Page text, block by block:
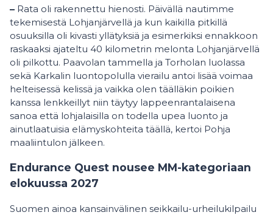
– Rata oli rakennettu hienosti. Päivällä nautimme
tekemisestä Lohjanjärvellä ja kun kaikilla pitkillä
osuuksilla oli kivasti yllätyksiä ja esimerkiksi ennakkoon
raskaaksi ajateltu 40 kilometrin melonta Lohjanjärvellä
oli pilkottu. Paavolan tammella ja Torholan luolassa
sekä Karkalin luontopolulla vierailu antoi lisää voimaa
helteisessä kelissä ja vaikka olen täälläkin poikien
kanssa lenkkeillyt niin täytyy lappeenrantalaisena
sanoa että lohjalaisilla on todella upea luonto ja
ainutlaatuisia elämyskohteita täällä, kertoi Pohja
maaliintulon jälkeen.
Endurance Quest nousee MM-kategoriaan
elokuussa 2027
Suomen ainoa kansainvälinen seikkailu-urheilukilpailu